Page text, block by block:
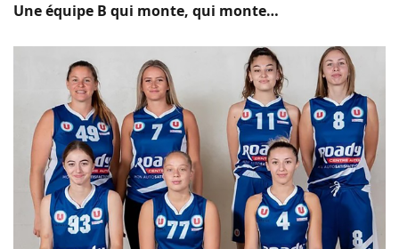
Une équipe B qui monte, qui monte…